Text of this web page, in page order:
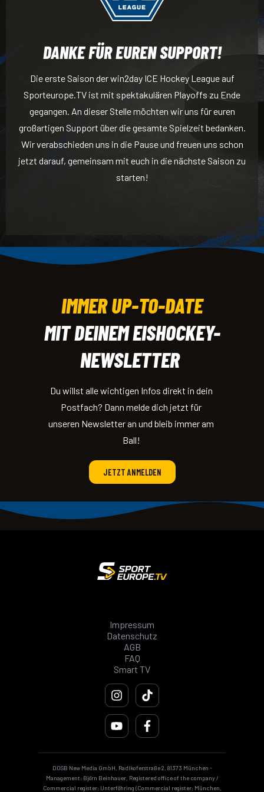
DANKE FÜR EUREN SUPPORT!
Die erste Saison der win2day ICE Hockey League auf
Sporteurope.TV ist mit spektakulären Playoffs zu Ende
gegangen. An dieser Stelle möchten wir uns für euren
großartigen Support über die gesamte Spielzeit bedanken.
Wir verabschieden uns in die Pause und freuen uns schon
jetzt darauf, gemeinsam mit euch in die nächste Saison zu
starten!
IMMER UP-TO-DATE
MIT DEINEM EISHOCKEY-
NEWSLETTER
Du willst alle wichtigen Infos direkt in dein
Postfach? Dann melde dich jetzt für
unseren Newsletter an und bleib immer am
Ball!
JETZT ANMELDEN
Impressum
Datenschutz
AGB
FAQ
Smart TV
DOSB New Media GmbH, Radlkoferstraße 2, 81373 München -
Management: Björn Beinhauer, Registered office of the company /
Commercial register: Unterföhring (Commercial register: München,